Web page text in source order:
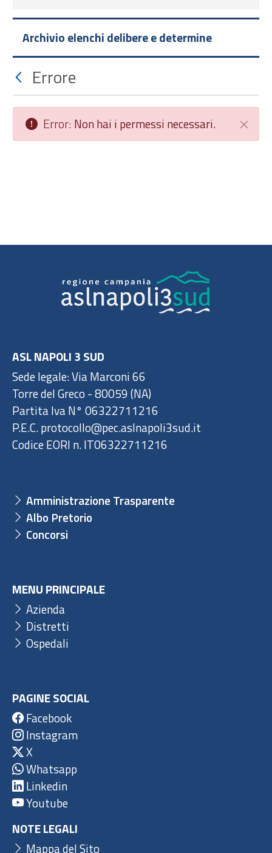
Archivio elenchi delibere e determine
Errore
Chiudi
Error: Non hai i permessi necessari.
ASL NAPOLI 3 SUD
Sede legale: Via Marconi 66
Torre del Greco - 80059 (NA)
Partita Iva N° 06322711216
P.E.C. protocollo@pec.aslnapoli3sud.it
Codice EORI n. IT06322711216
Amministrazione Trasparente
Albo Pretorio
Concorsi
MENU PRINCIPALE
Azienda
Distretti
Ospedali
PAGINE SOCIAL
Facebook
Instagram
X
Whatsapp
Linkedin
Youtube
NOTE LEGALI
Mappa del Sito